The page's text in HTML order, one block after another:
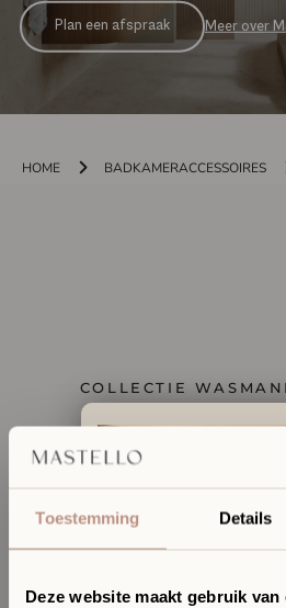
Toestemming Details
Deze website maakt gebruik van
Plan een afspraak Meer over
HOME BADKAMERACCESSOIRES
COLLECTIE
TERUG NAAR